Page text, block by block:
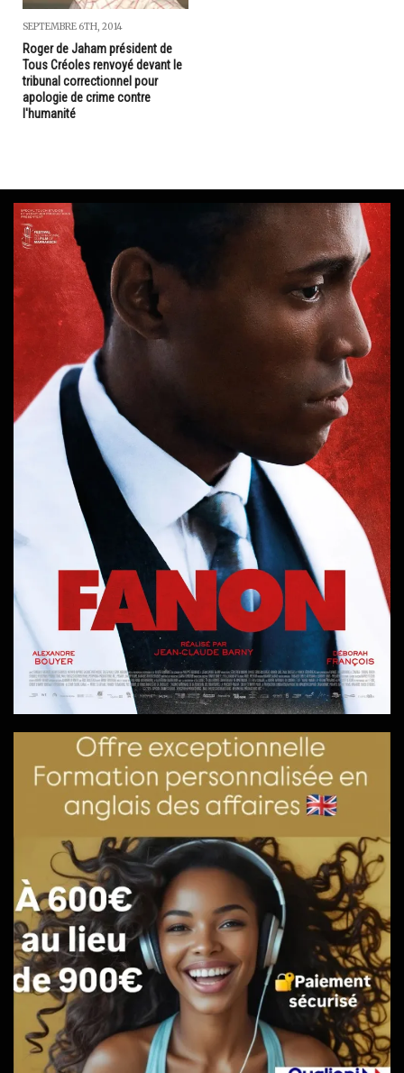
SEPTEMBRE 6TH, 2014
Roger de Jaham président de
Tous Créoles renvoyé devant le
tribunal correctionnel pour
apologie de crime contre
l'humanité